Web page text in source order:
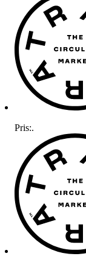
Pris:.